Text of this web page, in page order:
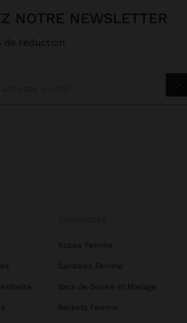
NOTRE NEWSLETTER
de réduction
Robes Femme
Sandales Femme
Sacs de Soirée et Mariage
Baskets Femme